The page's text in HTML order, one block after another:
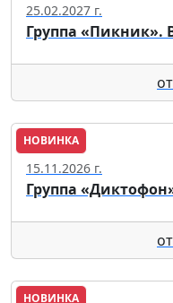
25.02.2027 г.
Группа «Пикник».
от
НОВИНКА
Москва
15.11.2026 г.
Группа
от
НОВИНКА